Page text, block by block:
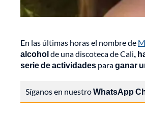
En las últimas horas el nombre de
alcoholde una discoteca de Cali,
serie de actividades paraganar
Síganos en nuestroWhatsApp